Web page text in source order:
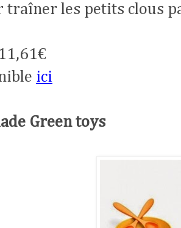
traîner les petits clous
ici
Green toys